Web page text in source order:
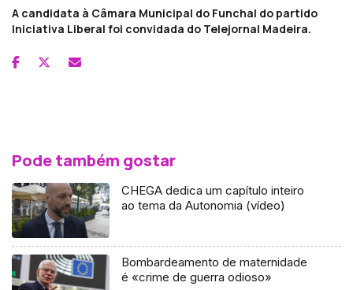
A candidata à Câmara Municipal do Funchal do partido
Iniciativa Liberal foi convidada do Telejornal Madeira.
Pode também gostar
CHEGA dedica um capítulo inteiro
ao tema da Autonomia (vídeo)
Bombardeamento de maternidade
é «crime de guerra odioso»